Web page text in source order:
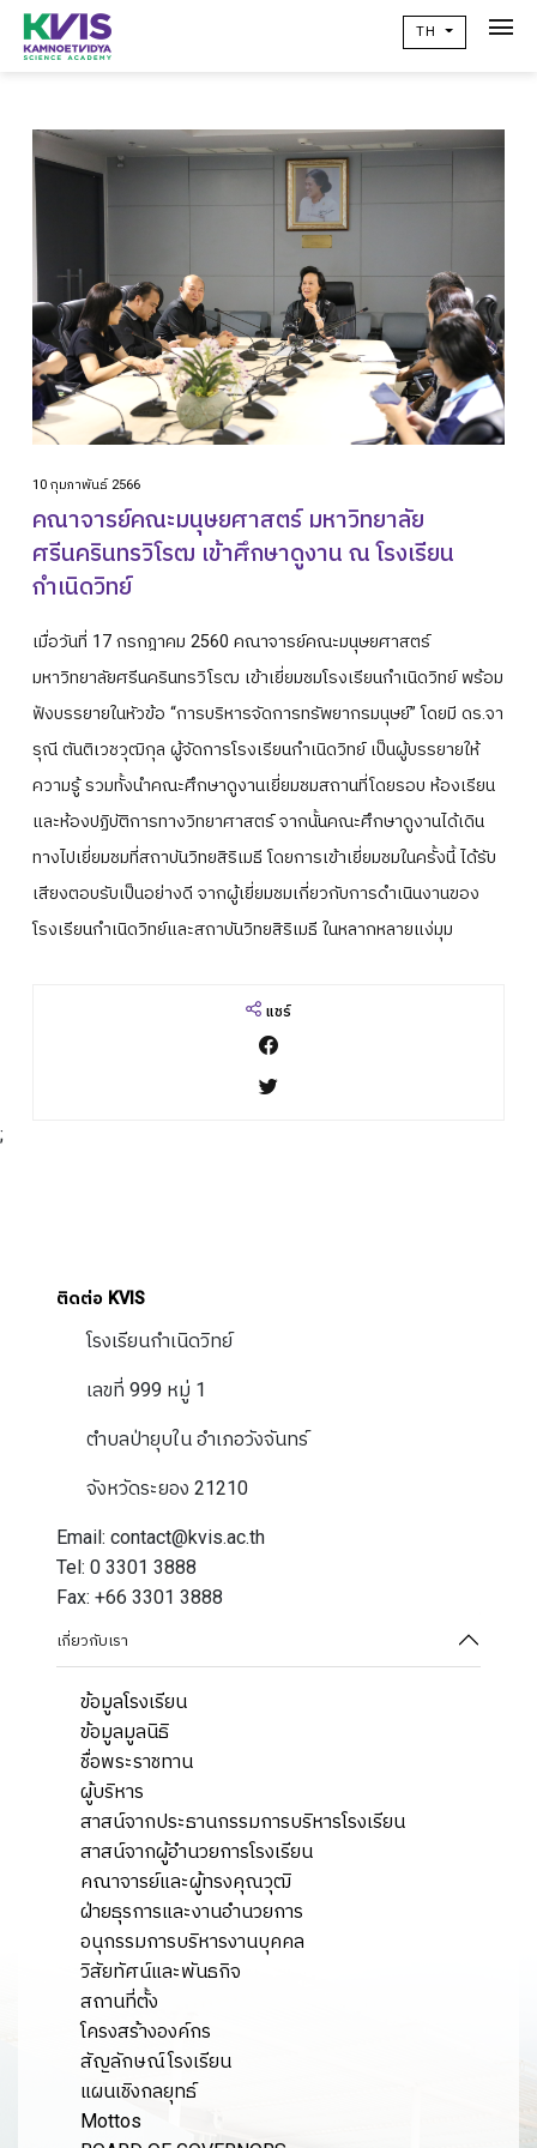
TH
เกี่ยวกับเรา
วิจัยผลสัมฤทธิ์ทางการเรียน
ข่าวสาร
เเคมปัสไลฟ์
คอมมูนิตี้
ติดต่อเรา
alumni
ปฏิทินโรงเรียน
ปฎิทินการศึกษา
10 กุมภาพันธ์ 2566
คณาจารย์คณะมนุษยศาสตร์ มหาวิทยาลัย
ศรีนครินทรวิโรฒ เข้าศึกษาดูงาน ณ โรงเรียน
กำเนิดวิทย์
เมื่อวันที่ 17 กรกฎาคม 2560 คณาจารย์คณะมนุษยศาสตร์
มหาวิทยาลัยศรีนครินทรวิโรฒ เข้าเยี่ยมชมโรงเรียนกำเนิดวิทย์ พร้อม
ฟังบรรยายในหัวข้อ “การบริหารจัดการทรัพยากรมนุษย์” โดยมี ดร.จา
รุณี ตันติเวชวุฒิกุล ผู้จัดการโรงเรียนกำเนิดวิทย์ เป็นผู้บรรยายให้
ความรู้ รวมทั้งนำคณะศึกษาดูงานเยี่ยมชมสถานที่โดยรอบ ห้องเรียน
และห้องปฏิบัติการทางวิทยาศาสตร์ จากนั้นคณะศึกษาดูงานได้เดิน
ทางไปเยี่ยมชมที่สถาบันวิทยสิริเมธี โดยการเข้าเยี่ยมชมในครั้งนี้ ได้รับ
เสียงตอบรับเป็นอย่างดี จากผู้เยี่ยมชมเกี่ยวกับการดำเนินงานของ
โรงเรียนกำเนิดวิทย์และสถาบันวิทยสิริเมธี ในหลากหลายแง่มุม
แชร์
;
ติดต่อ KVIS
โรงเรียนกำเนิดวิทย์
เลขที่ 999 หมู่ 1
ตำบลป่ายุบใน อำเภอวังจันทร์
จังหวัดระยอง 21210
Email: contact@kvis.ac.th
Tel: 0 3301 3888
Fax: +66 3301 3888
เกี่ยวกับเรา
ข้อมูลโรงเรียน
ข้อมูลมูลนิธิ
ชื่อพระราชทาน
ผู้บริหาร
สาสน์จากประธานกรรมการบริหารโรงเรียน
สาสน์จากผู้อำนวยการโรงเรียน
คณาจารย์และผู้ทรงคุณวุฒิ
ฝ่ายธุรการและงานอำนวยการ
อนุกรรมการบริหารงานบุคคล
วิสัยทัศน์และพันธกิจ
สถานที่ตั้ง
โครงสร้างองค์กร
สัญลักษณ์โรงเรียน
แผนเชิงกลยุทธ์
Mottos